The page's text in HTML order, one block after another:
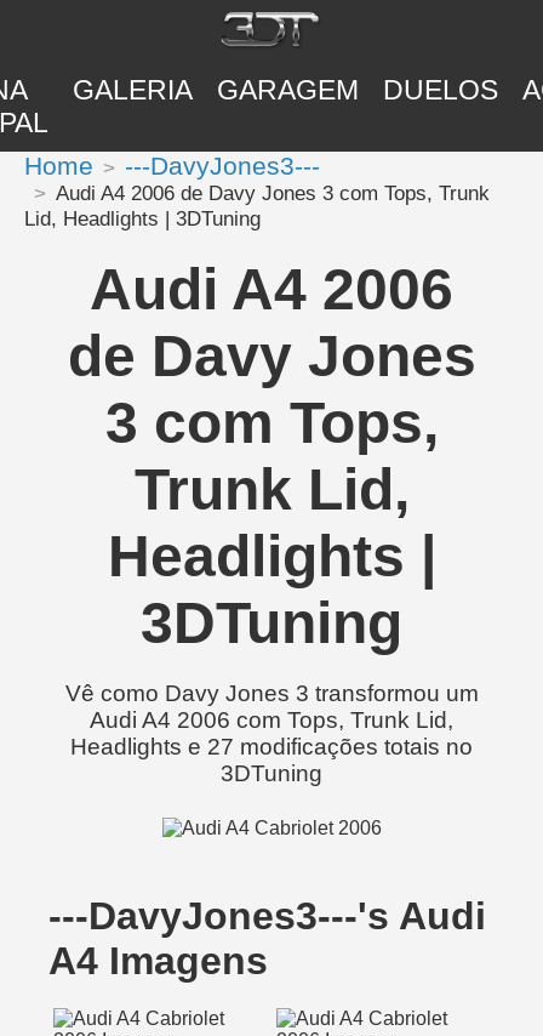
GALERIA GARAGEM DUELOS
Home ---DavyJones3---
Audi A4 2006 de Davy Jones 3 com Tops, Trunk
Lid, Headlights | 3DTuning
Audi A4 2006
de Davy Jones
3 com Tops,
Trunk Lid,
Headlights |
3DTuning
Vê como Davy Jones 3 transformou um
Audi A4 2006 com Tops, Trunk Lid,
Headlights e 27 modificações totais no
3DTuning
---DavyJones3---'s Audi
A4 Imagens